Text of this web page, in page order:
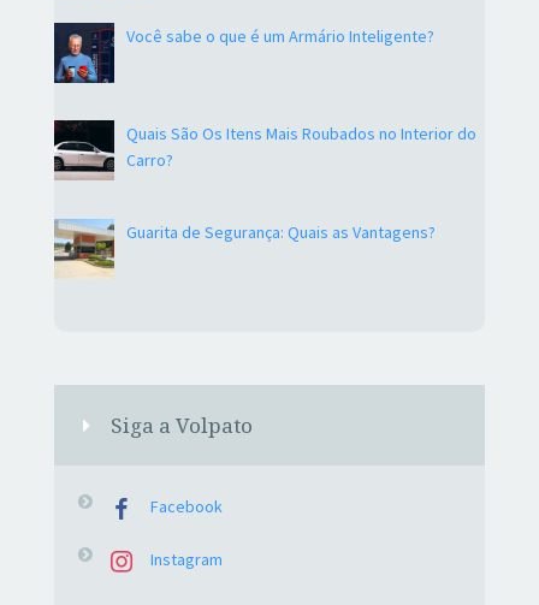
Você sabe o que é um Armário Inteligente?
Quais São Os Itens Mais Roubados no Interior do
Carro?
Guarita de Segurança: Quais as Vantagens?
Siga a Volpato
Facebook
Instagram